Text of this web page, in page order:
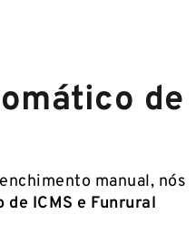
de
manual, nós
de ICMS e Funrural